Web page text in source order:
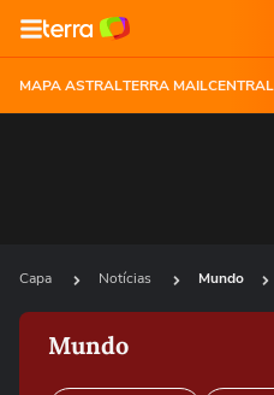
MAPA ASTRALTERRA MAIL
Capa Notícias Mundo
Mundo